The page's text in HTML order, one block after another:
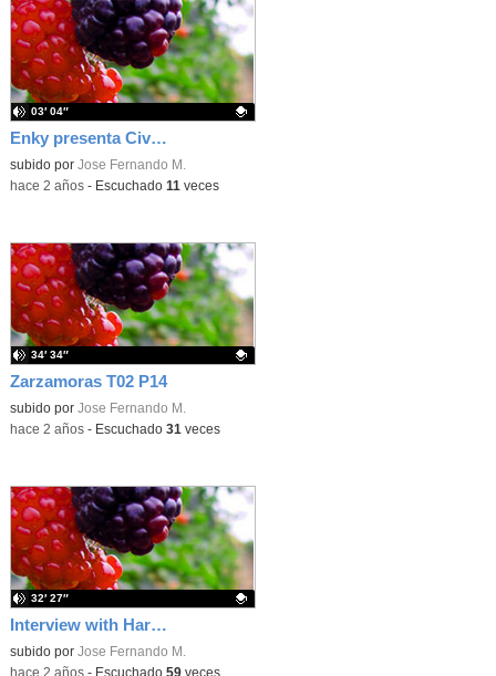
Enky presenta Civil War (2024)
Contenido educativo.
subido por Jose Fernando M.
03′ 04″
-hace 2 años- Escuchado 11veces
Zarzamoras T02 P14
Contenido educativo.
subido por Jose Fernando M.
34′ 34″
-hace 2 años- Escuchado 31veces
Interview with Harold Gene Diab
Contenido educativo.
subido por Jose Fernando M.
32′ 27″
-hace 2 años- Escuchado 59veces